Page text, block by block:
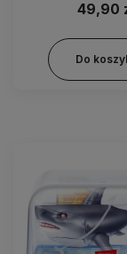
49,90
Do